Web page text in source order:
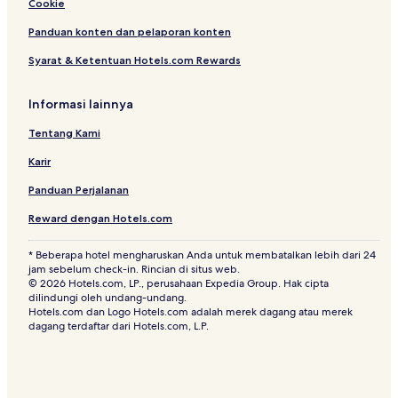
Hotel dekat Alun-Alun Kota Bandung
Hotel Bintang 4 di Pasteur
Hotel Bintang 3 di Cimahi
Hotel Bintang 2 di Cimahi
Hotel dekat Gedung Merdeka
Hotel dengan Tempat Parkir di Malabar
Hotel di Braga
Hotel di Bandung
Hotel dekat Braga City Walk
Hotel dengan Pusat Kebugaran di Babakan Ciamis
Hotel Bintang 2 di Braga
Hotel dengan Pusat Kebugaran di Braga
Cookie
Panduan konten dan pelaporan konten
Syarat & Ketentuan Hotels.com Rewards
Informasi lainnya
Tentang Kami
Karir
Panduan Perjalanan
Reward dengan Hotels.com
* Beberapa hotel mengharuskan Anda untuk membatalkan lebih dari 24
jam sebelum check-in. Rincian di situs web.
© 2026 Hotels.com, LP., perusahaan Expedia Group. Hak cipta
dilindungi oleh undang-undang.
Hotels.com dan Logo Hotels.com adalah merek dagang atau merek
dagang terdaftar dari Hotels.com, L.P.